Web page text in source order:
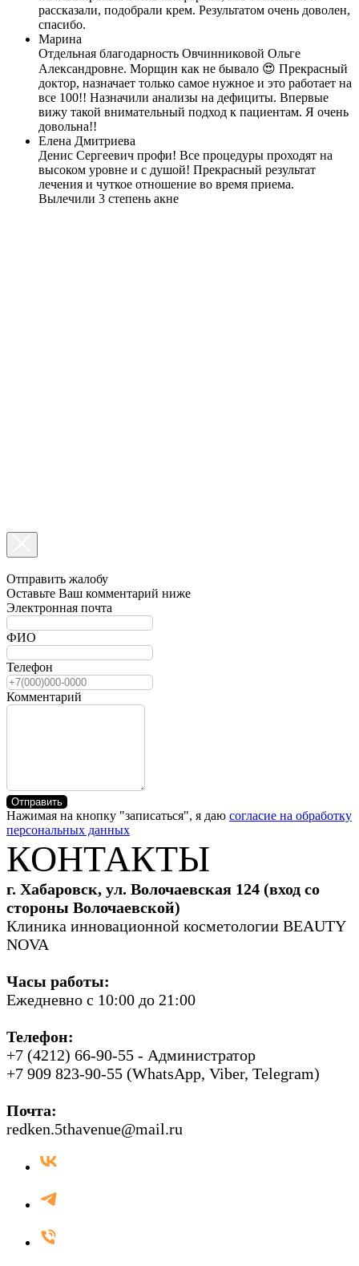
рассказали, подобрали крем. Результатом очень доволен,
спасибо.
Марина
Отдельная благодарность Овчинниковой Ольге
Александровне. Морщин как не бывало 😍 Прекрасный
доктор, назначает только самое нужное и это работает на
все 100!! Назначили анализы на дефициты. Впервые
вижу такой внимательный подход к пациентам. Я очень
довольна!!
Елена Дмитриева
Денис Сергеевич профи! Все процедуры проходят на
высоком уровне и с душой! Прекрасный результат
лечения и чуткое отношение во время приема.
Вылечили 3 степень акне
Отправить жалобу
Оставьте Ваш комментарий ниже
Электронная почта
ФИО
Телефон
Комментарий
Отправить
Нажимая на кнопку "записаться", я даю согласие на обработку
персональных данных
КОНТАКТЫ
г. Хабаровск, ул. Волочаевская 124 (вход со
стороны Волочаевской)
Клиника инновационной косметологии BEAUTY
NOVA
Часы работы:
Ежедневно с 10:00 до 21:00
Телефон:
+7 (4212) 66-90-55 - Администратор
+7 909 823-90-55 (WhatsApp, Viber, Telegram)
Почта:
redken.5thavenue@mail.ru